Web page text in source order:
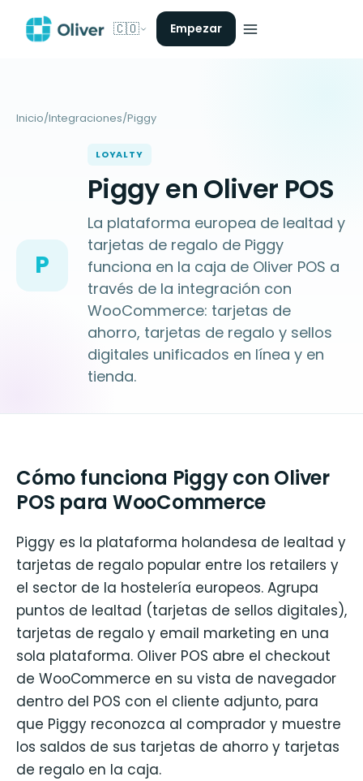
🇨🇴 Empezar
Inicio/Integraciones/Piggy
P
LOYALTY
Piggy en Oliver POS
La plataforma europea de lealtad y
tarjetas de regalo de Piggy
funciona en la caja de Oliver POS a
través de la integración con
WooCommerce: tarjetas de
ahorro, tarjetas de regalo y sellos
digitales unificados en línea y en
tienda.
Cómo funciona Piggy con Oliver
POS para WooCommerce
Piggy es la plataforma holandesa de lealtad y
tarjetas de regalo popular entre los retailers y
el sector de la hostelería europeos. Agrupa
puntos de lealtad (tarjetas de sellos digitales),
tarjetas de regalo y email marketing en una
sola plataforma. Oliver POS abre el checkout
de WooCommerce en su vista de navegador
dentro del POS con el cliente adjunto, para
que Piggy reconozca al comprador y muestre
los saldos de sus tarjetas de ahorro y tarjetas
de regalo en la caja.